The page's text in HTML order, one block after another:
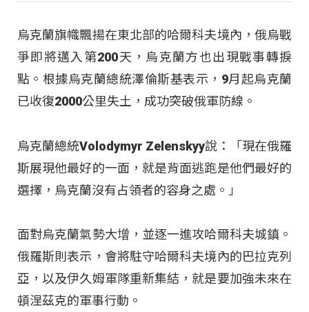
烏克蘭旗幟飄揚在東北部的哈爾科夫境內，俄烏戰
爭即將邁入第200天，烏克蘭方也出現戰事轉捩
點。根據烏克蘭總統澤倫斯基表示，9月起烏克蘭
已收復2000公里失土，成功突破俄軍防線。
烏克蘭總統Volodymyr Zelenskyy說：「現在俄羅
斯展現他最好的一面，就是背面逃跑是他們最好的
選擇，烏克蘭沒有占領者的容身之處。」
面對烏克蘭氣勢大增，並逐一進攻哈爾科夫城鎮。
俄羅斯則表示，會將駐守哈爾科夫境內的巴拉克列
亞，以及伊久姆軍隊重新集結，就是要加強未來在
頓涅茲克的軍事行動。